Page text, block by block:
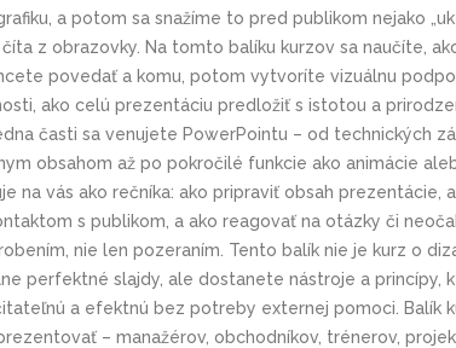
a potom sa snažíme to pred publikom nejako
z obrazovky. Na tomto balíku kurzov sa naučíte,
povedať a komu, potom vytvoríte vizuálnu
ako celú prezentáciu predložiť s istotou a
časti sa venujete PowerPointu – od technických
obsahom až po pokročilé funkcie ako animácie
na vás ako rečníka: ako pripraviť obsah prezentácie,
s publikom, a ako reagovať na otázky či
nie len pozeraním. Tento balík nie je kurz o
perfektné slajdy, ale dostanete nástroje a princípy,
a efektnú bez potreby externej pomoci. Balík
– manažérov, obchodníkov, trénerov,